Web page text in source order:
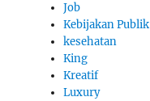
Job
Kebijakan Publik
kesehatan
King
Kreatif
Luxury